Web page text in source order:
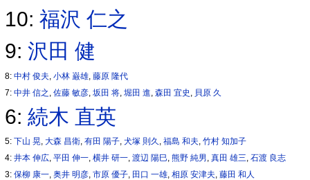
10:福沢 仁之
9:沢田 健
8:中村 俊夫 ,小林 巌雄 ,藤原 隆代
7:中井 信之 ,佐藤 敏彦 ,坂田 将 ,堀田 進 ,森田 宜史 貝原 久
6:続木 直英
5:下山 晃 ,大森 昌衛 ,有田 陽子 ,犬塚 則久 ,福島 和夫 ,竹村 知加子
4:井本 伸広 ,平田 伸一 ,横井 研一 ,渡辺 陽巳 ,熊野 純男 ,真田 雄三 ,石渡 良志
3:保柳 康一 ,奥井 明彦 ,市原 優子 田口 一雄 ,相原 安津夫 ,藤田 和人